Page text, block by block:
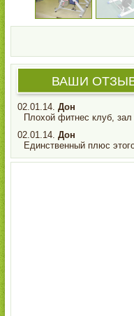
ВАШИ
02.01.14. Дон
Плохой фитнес клуб,
02.01.14. Дон
Единственный плюс